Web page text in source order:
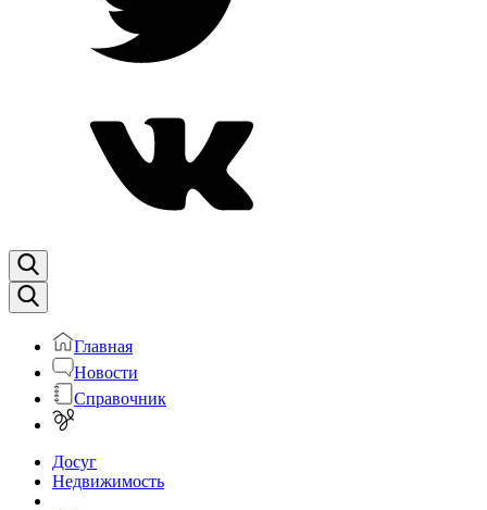
Главная
Новости
Справочник
Досуг
Недвижимость